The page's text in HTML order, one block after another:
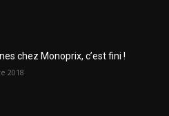
chez Monoprix, c’est fini !
2018